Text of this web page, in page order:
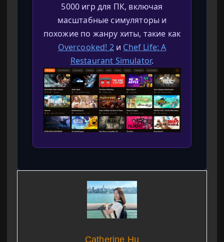
5000 игр для ПК, включая
масштабные симуляторы и
похожие по жанру хиты, такие как
Overcooked! 2и Chef Life: A
Restaurant Simulator.
Catherine Hu